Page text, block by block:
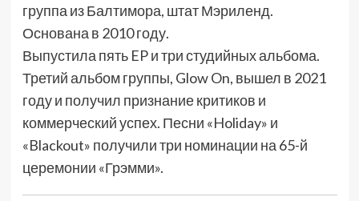
группа из Балтимора, штат Мэриленд.
Основана в 2010 году.
Выпустила пять EP и три студийных альбома.
Третий альбом группы, Glow On, вышел в 2021
году и получил признание критиков и
коммерческий успех. Песни «Holiday» и
«Blackout» получили три номинации на 65-й
церемонии «Грэмми».